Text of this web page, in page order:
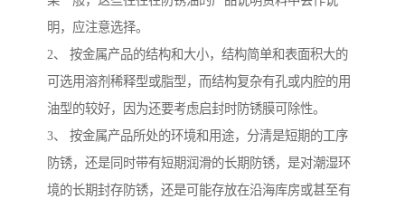
明，应注意选择。
2、 按金属产品的结构和大小，结构简单和表面积大的
可选用溶剂稀释型或脂型，而结构复杂有孔或内腔的用
油型的较好，因为还要考虑启封时防锈膜可除性。
3、 按金属产品所处的环境和用途，分清是短期的工序
防锈，还是同时带有短期润滑的长期防锈，是对潮湿环
境的长期封存防锈，还是可能存放在沿海库房或甚至有